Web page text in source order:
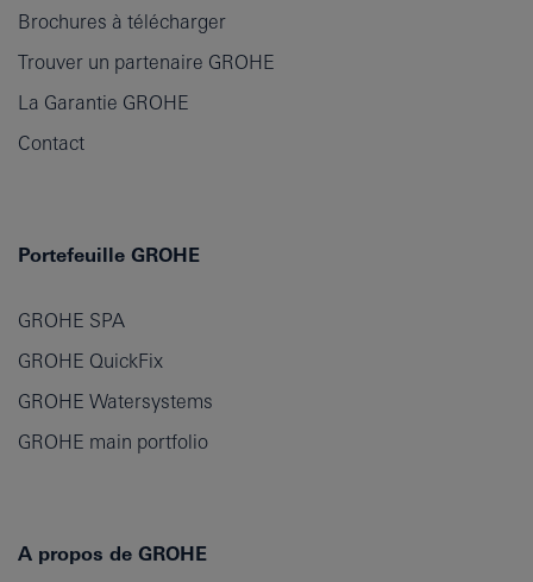
Brochures à télécharger
Trouver un partenaire GROHE
La Garantie GROHE
Contact
Portefeuille GROHE
GROHE SPA
GROHE QuickFix
GROHE Watersystems
GROHE main portfolio
A propos de GROHE